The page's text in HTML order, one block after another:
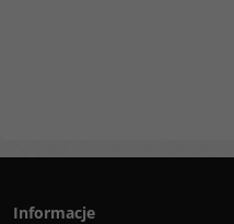
Informacje